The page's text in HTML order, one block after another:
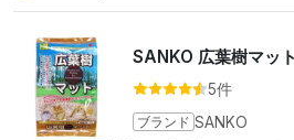
SANKO 広葉樹マッ
5件
ブランド SANKO